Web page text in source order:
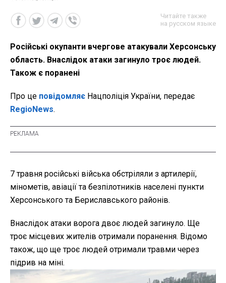
Читайте также
на русском языке
Російські окупанти вчергове атакували Херсонську
область. Внаслідок атаки загинуло троє людей.
Також є поранені
Про це повідомляє Нацполіція України, передає
RegioNews.
7 травня російські війська обстріляли з артилерії,
мінометів, авіації та безпілотників населені пункти
Херсонського та Бериславського районів.
Внаслідок атаки ворога двоє людей загинуло. Ще
троє місцевих жителів отримали поранення. Відомо
також, що ще троє людей отримали травми через
підрив на міні.